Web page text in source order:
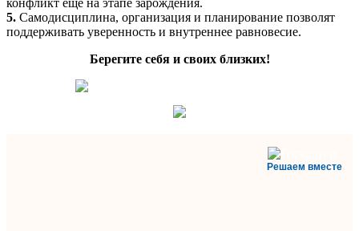
5. Самодисциплина, организация и планирование позволят
поддерживать уверенность и внутреннее равновесие.
Берегите себя и своих близких!
Решаем вместе